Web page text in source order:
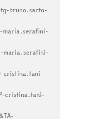
bruno.sarto-
maria.serafini-
maria.serafini-
cristina.tani-
cristina.tani-